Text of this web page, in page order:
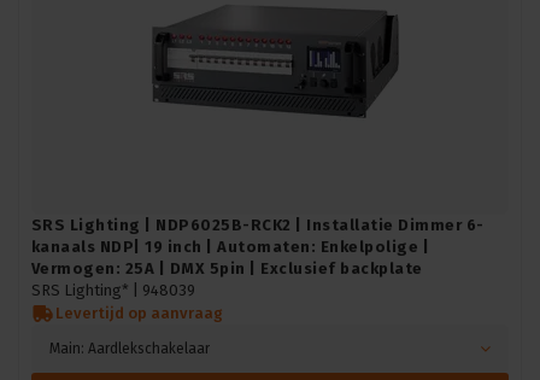
SRS Lighting | NDP6025B-RCK2 | Installatie Dimmer 6-
kanaals NDP| 19 inch | Automaten: Enkelpolige |
Vermogen: 25A | DMX 5pin | Exclusief backplate
SRS Lighting* | 948039
Levertijd op aanvraag
Main: Aardlekschakelaar